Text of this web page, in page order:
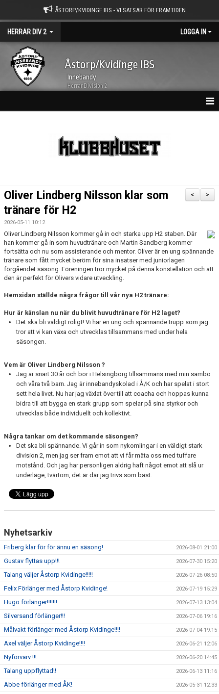
ÅSTORP/KVIDINGE IBS - VI SATSAR FÖR FRAMTIDEN
HERRAR DIV 2 LOGGA IN
Åstorp/Kvidinge IBS
Innebandy
Herrar Division 2
TRUPPEN
BILDGALLERI
DOKUMENT
KONTAKT
>
<
Oliver Lindberg Nilsson klar som
tränare för H2
2026-05-11 10:12
Oliver Lindberg Nilsson kommer gå in och starka upp H2 staben. Där
han kommer gå in som huvudtränare och Martin Sandberg kommer
fortsätta och nu som assisterande och mentor. Oliver är en ung spännande
tränare som fått mycket beröm för sina insatser med juniorlagen
förgåendet säsong. Föreningen tror mycket på denna konstellation och att
den är perfekt för Olivers vidare utveckling.
Hemsidan ställde några frågor till vår nya H2 tränare:
Hur är känslan nu när du blivit huvudtränare för H2 laget?
Det ska bli väldigt roligt! Vi har en ung och spännande trupp som jag
tror att vi kan växa och utvecklas tillsammans med under hela
säsongen.
Vem är Oliver Lindberg Nilsson ?
Jag är snart 30 år och bor i Helsingborg tillsammans med min sambo
och våra två barn. Jag är innebandyskolad i Å/K och har spelat i stort
sett hela livet. Nu har jag växlat över till att coacha och hoppas kunna
bidra till att bygga en stark grupp som spelar på sina styrkor och
utvecklas både individuellt och kollektivt.
Några tankar om det kommande säsongen?
Det ska bli spännande. Vi går in som nykomlingar i en väldigt stark
division 2, men jag ser fram emot att vi får mäta oss med tuffare
motstånd. Och jag har personligen aldrig haft något emot att slå ur
underläge, tvärtom, det är där jag trivs som bäst.
Nyhetsarkiv
Friberg klar för för ännu en säsong! 2026-08-01 21:00
Gustav flyttas upp!!! 2026-07-30 15:20
Talang väljer Åstorp Kvidinge!!!!! 2026-07-26 08:50
Felix Förlänger med Åstorp Kvidinge! 2026-07-19 15:29
Hugo förlänger!!!!!!! 2026-07-13 13:04
Silversand förlänger!!! 2026-07-06 19:16
Målvakt förlänger med Åstorp Kvidinge!!!! 2026-07-04 19:15
Axel väljer Åstorp Kvidinge!!!! 2026-06-21 12:06
Nyförvärv !!! 2026-06-20 14:45
Talang uppflyttad!! 2026-06-13 11:16
Abbe förlänger med ÅK! 2026-05-31 12:33